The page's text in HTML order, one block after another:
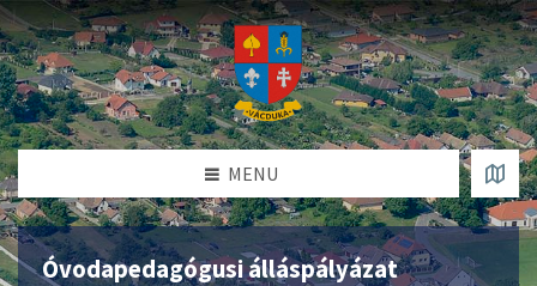
MENU
Óvodapedagógusi álláspályázat